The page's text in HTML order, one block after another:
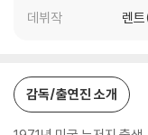
데뷔작
렌
감독/출연진 소개